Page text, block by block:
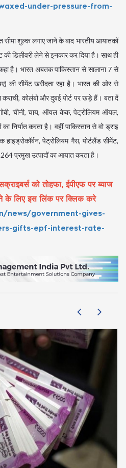
under-pressure-from-
शुल्क लगाए जाने के बाद भारतीय आयातकों
की डिलीवरी लेने से इनकार कर दिया है। साथ ही
है। भारत अबतक पाकिस्तान से सालाना 7 से
की सीमेंट खरीदता रहा है। भारत की ओर से
कोलंबो और दुबई पोर्ट पर खड़े हैं। बता दें
चीनी, चाय, ऑयल केक, पेट्रोलियम ऑयल,
करता है। वहीं पाकिस्तान से वो ड्राइ
पेट्रोलियम गैस, पोर्टलैंड सीमेंट,
प्रमुख उत्पादों का आयात करता है।
को तोहफा, ईपीएफ पर ब्याज
के लिए इस लिंक पर क्लिक करे
news/government-gives-
gifts-epf-interest-rate-